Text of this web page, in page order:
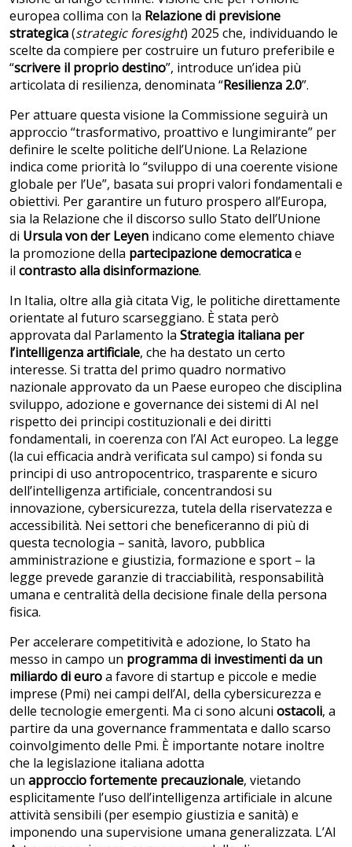
europea collima con la Relazione di previsione
strategica(strategic foresight) 2025 che, individuando le
scelte da compiere per costruire un futuro preferibile e
“scrivere il proprio destino”, introduce un’idea più
articolata di resilienza, denominata “Resilienza 2.0”.
Per attuare questa visione la Commissione seguirà un
approccio “trasformativo, proattivo e lungimirante” per
definire le scelte politiche dell’Unione. La Relazione
indica come priorità lo “sviluppo di una coerente visione
globale per l’Ue”, basata sui propri valori fondamentali e
obiettivi. Per garantire un futuro prospero all’Europa,
sia la Relazione che il discorso sullo Stato dell’Unione
di Ursula von der Leyen indicano come elemento chiave
la promozione della partecipazione democraticae
il contrasto alla disinformazione.
In Italia, oltre alla già citata Vig, le politiche direttamente
orientate al futuro scarseggiano. È stata però
approvata dal Parlamento la Strategia italiana per
l’intelligenza artificiale, che ha destato un certo
interesse. Si tratta del primo quadro normativo
nazionale approvato da un Paese europeo che disciplina
sviluppo, adozione e governance dei sistemi di AI nel
rispetto dei principi costituzionali e dei diritti
fondamentali, in coerenza con l’AI Act europeo. La legge
(la cui efficacia andrà verificata sul campo) si fonda su
principi di uso antropocentrico, trasparente e sicuro
dell’intelligenza artificiale, concentrandosi su
innovazione, cybersicurezza, tutela della riservatezza e
accessibilità. Nei settori che beneficeranno di più di
questa tecnologia – sanità, lavoro, pubblica
amministrazione e giustizia, formazione e sport – la
legge prevede garanzie di tracciabilità, responsabilità
umana e centralità della decisione finale della persona
fisica.
Per accelerare competitività e adozione, lo Stato ha
messo in campo un programma di investimenti da un
miliardo di euroa favore di startup e piccole e medie
imprese (Pmi) nei campi dell’AI, della cybersicurezza e
delle tecnologie emergenti. Ma ci sono alcuni ostacoli, a
partire da una governance frammentata e dallo scarso
coinvolgimento delle Pmi. È importante notare inoltre
che la legislazione italiana adotta
un approcciofortemente precauzionale, vietando
esplicitamente l’uso dell’intelligenza artificiale in alcune
attività sensibili (per esempio giustizia e sanità) e
imponendo una supervisione umana generalizzata. L’AI